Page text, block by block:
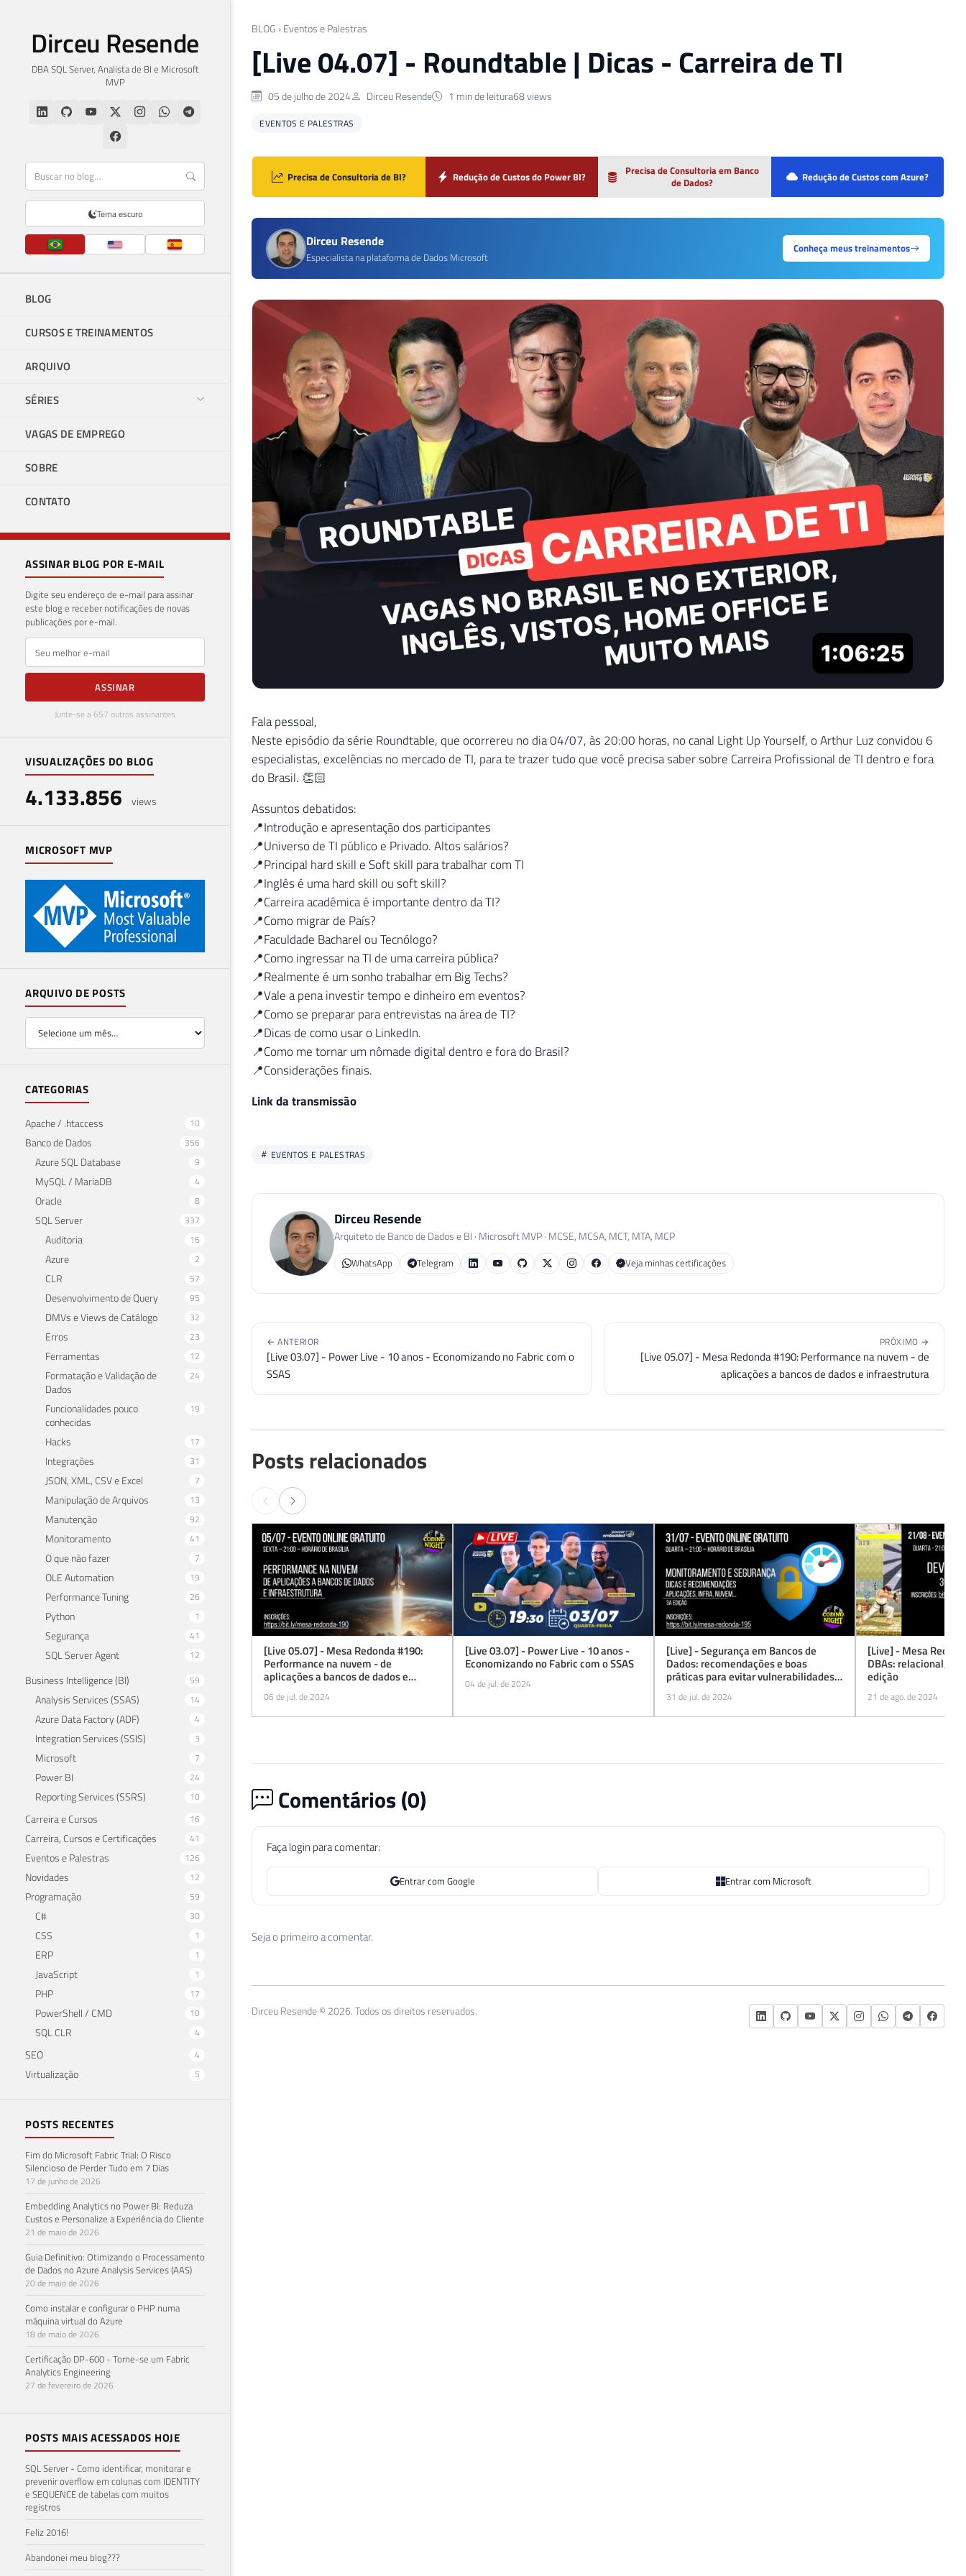
Dirceu Resende
DBA SQL Server, Analista de BI e Microsoft
MVP
Tema escuro
BLOG
CURSOS E TREINAMENTOS
ARQUIVO
SÉRIES
VAGAS DE EMPREGO
SOBRE
CONTATO
ASSINAR BLOG POR E-MAIL
Digite seu endereço de e-mail para assinar
este blog e receber notificações de novas
publicações por e-mail.
E-mail
ASSINAR
Junte-se a 657 outros assinantes
VISUALIZAÇÕES DO BLOG
4.133.856 views
MICROSOFT MVP
ARQUIVO DE POSTS
CATEGORIAS
Apache / .htaccess 10
Banco de Dados 356
Azure SQL Database 9
MySQL / MariaDB 4
Oracle 8
SQL Server 337
Auditoria 16
Azure 2
CLR 57
Desenvolvimento de Query 95
DMVs e Views de Catálogo 32
Erros 23
Ferramentas 12
Formatação e Validação de
Dados
24
Funcionalidades pouco
conhecidas
19
Hacks 17
Integrações 31
JSON, XML, CSV e Excel 7
Manipulação de Arquivos 13
Manutenção 92
Monitoramento 41
O que não fazer 7
OLE Automation 19
Performance Tuning 26
Python 1
Segurança 41
SQL Server Agent 12
Business Intelligence (BI) 59
Analysis Services (SSAS) 14
Azure Data Factory (ADF) 4
Integration Services (SSIS) 3
Microsoft 7
Power BI 24
Reporting Services (SSRS) 10
Carreira e Cursos 16
Carreira, Cursos e Certificações 41
Eventos e Palestras 126
Novidades 12
Programação 59
C# 30
CSS 1
ERP 1
JavaScript 1
PHP 17
PowerShell / CMD 10
SQL CLR 4
SEO 4
Virtualização 5
POSTS RECENTES
Fim do Microsoft Fabric Trial: O Risco
Silencioso de Perder Tudo em 7 Dias
17 de junho de 2026
Embedding Analytics no Power BI: Reduza
Custos e Personalize a Experiência do Cliente
21 de maio de 2026
Guia Definitivo: Otimizando o Processamento
de Dados no Azure Analysis Services (AAS)
20 de maio de 2026
Como instalar e configurar o PHP numa
máquina virtual do Azure
18 de maio de 2026
Certificação DP-600 - Torne-se um Fabric
Analytics Engineering
27 de fevereiro de 2026
POSTS MAIS ACESSADOS HOJE
SQL Server - Como identificar, monitorar e
prevenir overflow em colunas com IDENTITY
e SEQUENCE de tabelas com muitos
registros
Feliz 2016!
Abandonei meu blog???
BLOG › Eventos e Palestras
[Live 04.07] - Roundtable | Dicas - Carreira de TI
05 de julho de 2024 Dirceu Resende 1 min de leitura68 views
EVENTOS E PALESTRAS
Precisa de Consultoria de BI? Redução de Custos do Power BI?
Precisa de Consultoria em Banco
de Dados?
Redução de Custos com Azure?
Dirceu Resende
Especialista na plataforma de Dados Microsoft
Conheça meus treinamentos
Fala pessoal,
Neste episódio da série Roundtable, que ocorrereu no dia 04/07, às 20:00 horas, no canal Light Up Yourself, o Arthur Luz convidou 6
especialistas, excelências no mercado de TI, para te trazer tudo que você precisa saber sobre Carreira Profissional de TI dentro e fora
do Brasil. 👏🏻
Assuntos debatidos:
📍Introdução e apresentação dos participantes
📍Universo de TI público e Privado. Altos salários?
📍Principal hard skill e Soft skill para trabalhar com TI
📍Inglês é uma hard skill ou soft skill?
📍Carreira acadêmica é importante dentro da TI?
📍Como migrar de País?
📍Faculdade Bacharel ou Tecnólogo?
📍Como ingressar na TI de uma carreira pública?
📍Realmente é um sonho trabalhar em Big Techs?
📍Vale a pena investir tempo e dinheiro em eventos?
📍Como se preparar para entrevistas na área de TI?
📍Dicas de como usar o LinkedIn.
📍Como me tornar um nômade digital dentro e fora do Brasil?
📍Considerações finais.
Link da transmissão
EVENTOS E PALESTRAS
Dirceu Resende
Arquiteto de Banco de Dados e BI · Microsoft MVP · MCSE, MCSA, MCT, MTA, MCP
WhatsApp Telegram Veja minhas certificações
← ANTERIOR
[Live 03.07] - Power Live - 10 anos - Economizando no Fabric com o
SSAS
PRÓXIMO →
[Live 05.07] - Mesa Redonda #190: Performance na nuvem - de
aplicações a bancos de dados e infraestrutura
Posts relacionados
[Live 05.07] - Mesa Redonda #190:
Performance na nuvem - de
aplicações a bancos de dados e
infraestrutura
06 de jul. de 2024
[Live 03.07] - Power Live - 10 anos -
Economizando no Fabric com o SSAS
04 de jul. de 2024
[Live] - Segurança em Bancos de
Dados: recomendações e boas
práticas para evitar vulnerabilidades e
ataques
31 de jul. de 2024
[Live] - Mesa
DBAs: relacional,
edição
21 de ago. de 2024
Comentários (0)
Faça login para comentar:
Entrar com Google Entrar com Microsoft
Seja o primeiro a comentar.
Dirceu Resende © 2026. Todos os direitos reservados.